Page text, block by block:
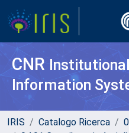
CNR
Information
IRIS Catalogo Ricerca